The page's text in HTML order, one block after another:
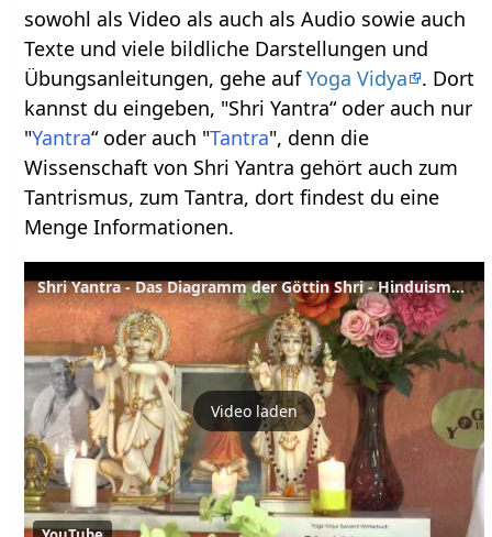
sowohl als Video als auch als Audio sowie auch
Texte und viele bildliche Darstellungen und
Übungsanleitungen, gehe aufYoga Vidya
. Dort
kannst du eingeben, "Shri Yantra“ oder auch nur
"Yantra“ oder auch "Tantra", denn die
Wissenschaft von Shri Yantra gehört auch zum
Tantrismus, zum Tantra, dort findest du eine
Menge Informationen.
Shri Yantra - Das Diagramm der Göttin Shri - Hinduismus Wörterbuch
Video laden